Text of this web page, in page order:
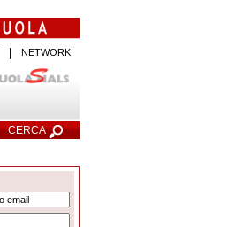
NETWORK
CERCA